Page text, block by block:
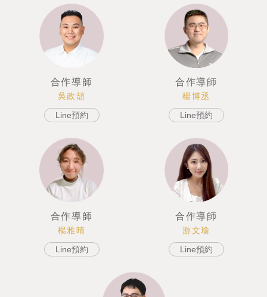
合作導師
吳政頡
Line預約
合作導師
楊博丞
Line預約
合作導師
楊雅晴
Line預約
合作導師
游文瑜
Line預約